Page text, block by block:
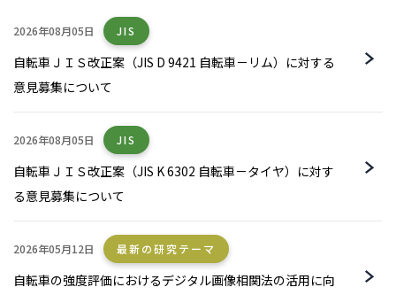
2026年08月05日 JIS
自転車ＪＩＳ改正案（JIS D 9421 自転車－リム）に対する
意見募集について
2026年08月05日 JIS
自転車ＪＩＳ改正案（JIS K 6302 自転車－タイヤ）に対す
る意見募集について
2026年05月12日 最新の研究テーマ
自転車の強度評価におけるデジタル画像相関法の活用に向